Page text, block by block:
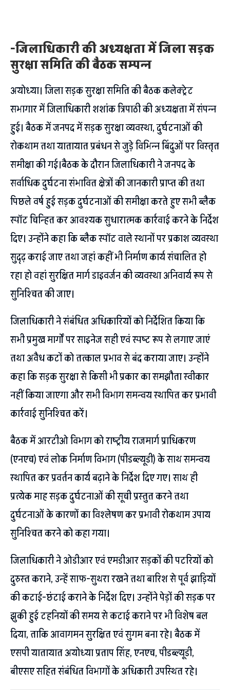
-जिलाधिकारी की अध्यक्षता में जिला सड़क
सुरक्षा समिति की बैठक सम्पन्न
अयोध्या। जिला सड़क सुरक्षा समिति की बैठक कलेक्ट्रेट
सभागार में जिलाधिकारी शशांक त्रिपाठी की अध्यक्षता में संपन्न
हुई। बैठक में जनपद में सड़क सुरक्षा व्यवस्था, दुर्घटनाओं की
रोकथाम तथा यातायात प्रबंधन से जुड़े विभिन्न बिंदुओं पर विस्तृत
समीक्षा की गई।बैठक के दौरान जिलाधिकारी ने जनपद के
सर्वाधिक दुर्घटना संभावित क्षेत्रों की जानकारी प्राप्त की तथा
पिछले वर्ष हुई सड़क दुर्घटनाओं की समीक्षा करते हुए सभी ब्लैक
स्पॉट चिन्हित कर आवश्यक सुधारात्मक कार्रवाई करने के निर्देश
दिए। उन्होंने कहा कि ब्लैक स्पॉट वाले स्थानों पर प्रकाश व्यवस्था
सुदृढ़ कराई जाए तथा जहां कहीं भी निर्माण कार्य संचालित हो
रहा हो वहां सुरक्षित मार्ग डाइवर्जन की व्यवस्था अनिवार्य रूप से
सुनिश्चित की जाए।
जिलाधिकारी ने संबंधित अधिकारियों को निर्देशित किया कि
सभी प्रमुख मार्गों पर साइनेज सही एवं स्पष्ट रूप से लगाए जाएं
तथा अवैध कटों को तत्काल प्रभाव से बंद कराया जाए। उन्होंने
कहा कि सड़क सुरक्षा से किसी भी प्रकार का समझौता स्वीकार
नहीं किया जाएगा और सभी विभाग समन्वय स्थापित कर प्रभावी
कार्रवाई सुनिश्चित करें।
बैठक में आरटीओ विभाग को राष्ट्रीय राजमार्ग प्राधिकरण
(एनएच) एवं लोक निर्माण विभाग (पीडब्ल्यूडी) के साथ समन्वय
स्थापित कर प्रवर्तन कार्य बढ़ाने के निर्देश दिए गए। साथ ही
प्रत्येक माह सड़क दुर्घटनाओं की सूची प्रस्तुत करने तथा
दुर्घटनाओं के कारणों का विश्लेषण कर प्रभावी रोकथाम उपाय
सुनिश्चित करने को कहा गया।
जिलाधिकारी ने ओडीआर एवं एमडीआर सड़कों की पटरियों को
दुरुस्त कराने, उन्हें साफ-सुथरा रखने तथा बारिश से पूर्व झाड़ियों
की कटाई-छंटाई कराने के निर्देश दिए। उन्होंने पेड़ों की सड़क पर
झुकी हुई टहनियों की समय से कटाई कराने पर भी विशेष बल
दिया, ताकि आवागमन सुरक्षित एवं सुगम बना रहे। बैठक में
एसपी यातायात अयोध्या प्रताप सिंह, एनएच, पीडब्ल्यूडी,
बीएसए सहित संबंधित विभागों के अधिकारी उपस्थित रहे।